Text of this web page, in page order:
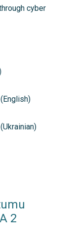
cyber
2